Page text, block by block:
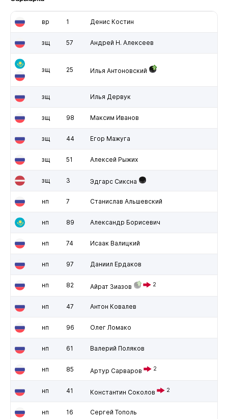
вр 1 Денис Костин
зщ 57 Андрей Н. Алексеев
зщ 25 Илья Антоновский
зщ Илья Дервук
зщ 98 Максим Иванов
зщ 44 Егор Мажуга
зщ 51 Алексей Рыжих
зщ 3 Эдгарс Сиксна
нп 7 Станислав Альшевский
нп 89 Александр Борисевич
нп 74 Исаак Валицкий
нп 97 Даниил Ердаков
нп 82 Айрат Зиазов 2
нп 47 Антон Ковалев
нп 96 Олег Ломако
нп 61 Валерий Поляков
нп 85 Артур Сарваров 2
нп 41 Константин Соколов 2
нп 16 Сергей Тополь